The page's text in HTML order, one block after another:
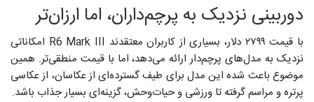
دوربینی نزدیک به پرچم‌داران، اما ارزان‌تر
با قیمت ۲۷۹۹ دلار، بسیاری از کاربران معتقدند R6 Mark III امکاناتی
نزدیک به مدل‌های پرچم‌دار ارائه می‌دهد، اما با قیمت منطقی‌تر. همین
موضوع باعث شده این مدل برای طیف گسترده‌ای از عکاسان، از عکاسی
پرتره و مراسم گرفته تا ورزشی و حیات‌وحش، گزینه‌ای بسیار جذاب باشد.